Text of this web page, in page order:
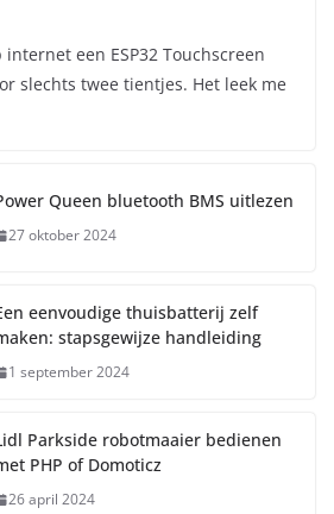
een ESP32 Touchscreen
slechts twee tientjes. Het leek me
Queen bluetooth BMS uitlezen
27 oktober 2024
eenvoudige thuisbatterij zelf
stapsgewijze handleiding
1 september 2024
Parkside robotmaaier bedienen
PHP of Domoticz
26 april 2024